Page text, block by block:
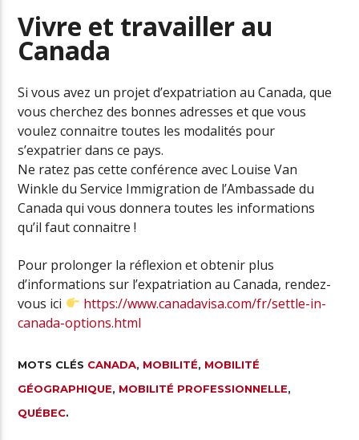
Vivre et travailler au
Canada
Si vous avez un projet d’expatriation au Canada, que
vous cherchez des bonnes adresses et que vous
voulez connaitre toutes les modalités pour
s’expatrier dans ce pays.
Ne ratez pas cette conférence avec Louise Van
Winkle du Service Immigration de l’Ambassade du
Canada qui vous donnera toutes les informations
qu’il faut connaitre !
Pour prolonger la réflexion et obtenir plus
d’informations sur l’expatriation au Canada, rendez-
vous ici
https://www.canadavisa.com/fr/settle-in-
canada-options.html
MOTS CLÉS CANADA, MOBILITÉ, MOBILITÉ
GÉOGRAPHIQUE, MOBILITÉ PROFESSIONNELLE,
QUÉBEC.